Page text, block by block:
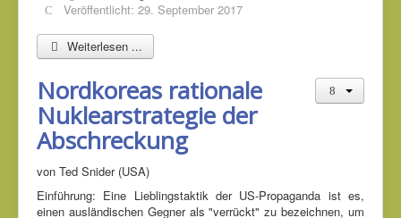
Veröffentlicht: 29. September 2017
Weiterlesen ...
Nordkoreas rationale
Nuklearstrategie der
Abschreckung
von Ted Snider (USA)
Einführung: Eine Lieblingstaktik der US-Propaganda ist es,
einen ausländischen Gegner als "verrückt" zu bezeichnen, um